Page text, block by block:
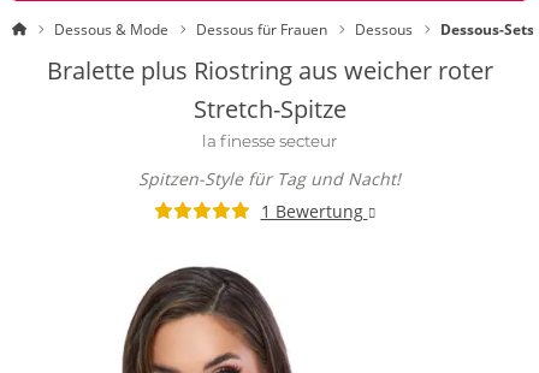
StartseiteDessous & Mode Dessous für Frauen Dessous Dessous-Sets
Bralette plus Riostring aus weicher roter
Stretch-Spitze
la finesse secteur
Spitzen-Style für Tag und Nacht!
1 Bewertung